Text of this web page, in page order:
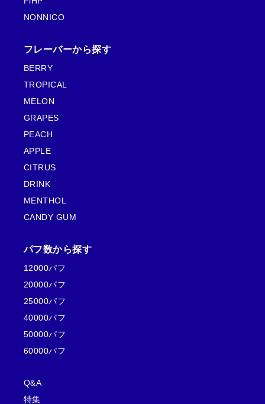
NONNICO
フレーバーから探す
BERRY
TROPICAL
MELON
GRAPES
PEACH
APPLE
CITRUS
DRINK
MENTHOL
CANDY GUM
パフ数から探す
12000パフ
20000パフ
25000パフ
40000パフ
50000パフ
60000パフ
Q&A
特集